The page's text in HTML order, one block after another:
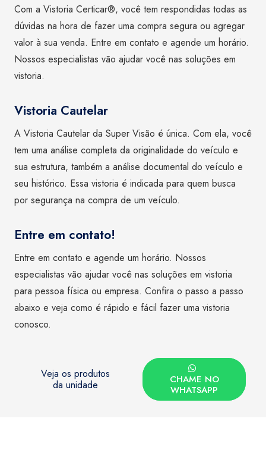
Com a Vistoria Certicar®, você tem respondidas todas as
dúvidas na hora de fazer uma compra segura ou agregar
valor à sua venda. Entre em contato e agende um horário.
Nossos especialistas vão ajudar você nas soluções em
vistoria.
Vistoria Cautelar
A Vistoria Cautelar da Super Visão é única. Com ela, você
tem uma análise completa da originalidade do veículo e
sua estrutura, também a análise documental do veículo e
seu histórico. Essa vistoria é indicada para quem busca
por segurança na compra de um veículo.
Entre em contato!
Entre em contato e agende um horário. Nossos
especialistas vão ajudar você nas soluções em vistoria
para pessoa física ou empresa. Confira o passo a passo
abaixo e veja como é rápido e fácil fazer uma vistoria
conosco.
Veja os produtos
da unidade
CHAME NO
WHATSAPP